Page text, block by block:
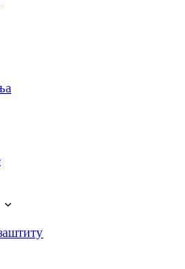
дјеце од насиља,